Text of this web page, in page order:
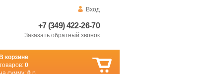
Вход
+7 (349) 422-26-70
Заказать обратный звонок
В корзине
0